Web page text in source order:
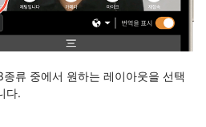
류 중에서 원하는 레이아웃을 선택
다.